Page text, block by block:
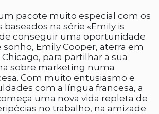
pacote muito especial com os
na série «Emily is
de conseguir uma oportunidade
Emily Cooper, aterra em
para partilhar a sua
sobre marketing numa
Com muito entusiasmo e
com a língua francesa, a
uma nova vida repleta de
no trabalho, na amizade